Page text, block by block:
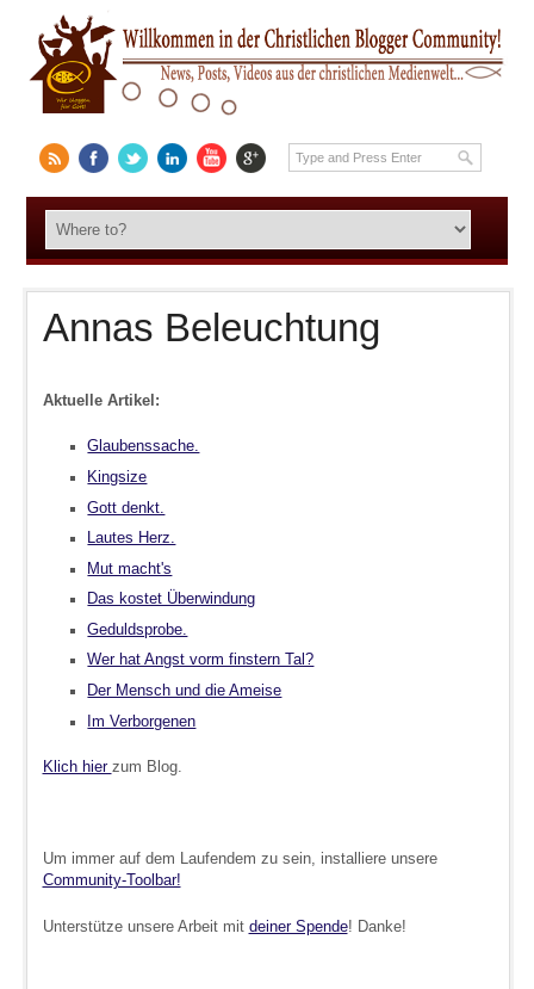
Annas Beleuchtung
Aktuelle Artikel:
Glaubenssache.
Kingsize
Gott denkt.
Lautes Herz.
Mut macht's
Das kostet Überwindung
Geduldsprobe.
Wer hat Angst vorm finstern Tal?
Der Mensch und die Ameise
Im Verborgenen
Klich hier zum Blog.
Um immer auf dem Laufendem zu sein, installiere unsere
Community-Toolbar!
Unterstütze unsere Arbeit mit deiner Spende! Danke!